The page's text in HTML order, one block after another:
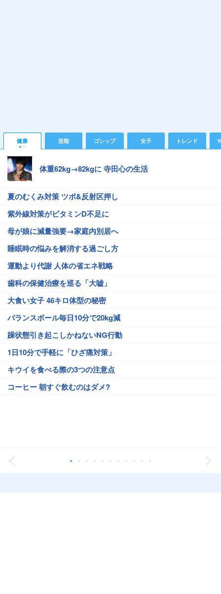
健康 芸能 ゴシップ 女子 トレンド
体重62kg→82kgに 寺田心の生活
夏のむくみ対策 ツボ&反射区押し
紫外線対策がビタミンD不足に
母が娘に減量強要→家庭内別居へ
睡眠時の悩みを解消する過ごし方
運動より代謝 人体の省エネ戦略
歯科の保健治療を巡る「大嘘」
大食い女子 46キロ体型の秘密
バランスボール毎日10分で20kg減
躁状態引き起こしかねないNG行動
1日10分で手軽に「ひざ痛対策」
キウイを食べる際の3つの注意点
コーヒー 朝すぐ飲むのはダメ?